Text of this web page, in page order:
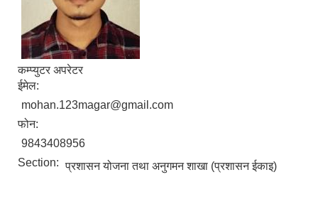
कम्प्युटर अपरेटर
ईमेल:
mohan.123magar@gmail.com
फोन:
9843408956
Section: प्रशासन योजना तथा अनुगमन शाखा (प्रशासन ईकाइ)